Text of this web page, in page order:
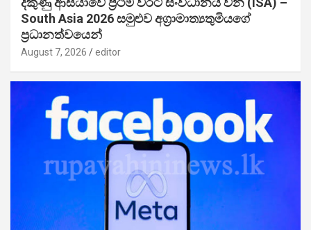
South Asia 2026 සමුළුව අග්‍රාමාත්‍යතුමියගේ
ප්‍රධානත්වයෙන්
August 7, 2026 editor